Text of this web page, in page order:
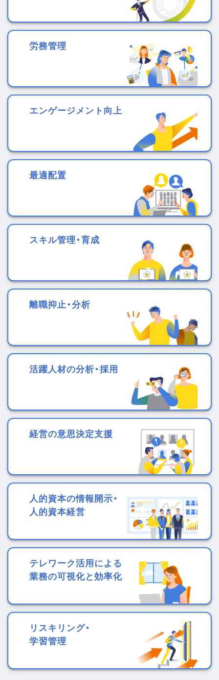
労務管理
エンゲージメント向上
最適配置
スキル管理・育成
離職抑止・分析
活躍人材の分析・採用
経営の意思決定支援
人的資本の情報開示・
人的資本経営
テレワーク活用による
業務の可視化と効率化
リスキリング・
学習管理